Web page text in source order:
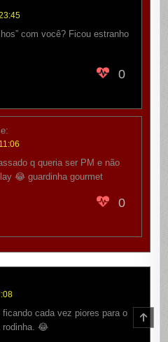
com você? Ficou estranho
0
q queria ser PM e não
😂 guardinha gourmet
0
cada vez piores para o
rodinha. 😂
TO